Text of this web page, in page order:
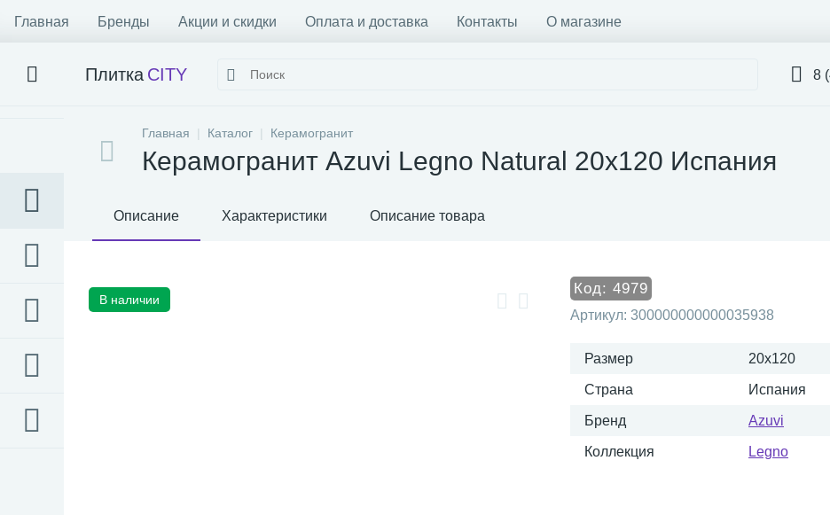
Главная Бренды Акции и скидки Оплата и доставка Контакты О магазине
Плитка CITY 8
Главная Каталог Керамогранит
Керамогранит Azuvi Legno Natural 20x120 Испания
Описание Характеристики Описание товара
В наличии
Код: 4979
Артикул: 300000000000035938
Размер 20x120
Страна Испания
Бренд Azuvi
Коллекция Legno